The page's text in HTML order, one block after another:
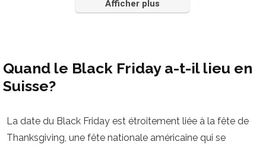
Afficher plus
Quand le Black Friday a-t-il lieu en
Suisse?
La date du Black Friday est étroitement liée à la fête de
Thanksgiving, une fête nationale américaine qui se